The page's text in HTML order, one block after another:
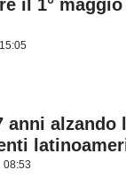
il 1°
15:05
anni alzando
08:53